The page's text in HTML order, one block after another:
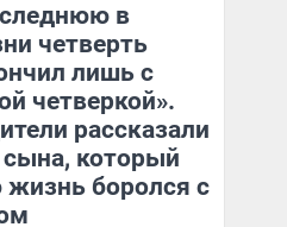
в
четверть
лишь с
четверкой».
рассказали
сына, который
жизнь боролся с